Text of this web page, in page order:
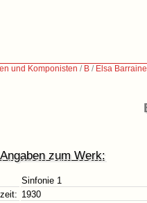
und Komponisten / B / Elsa
zum Werk:
Sinfonie 1
1930